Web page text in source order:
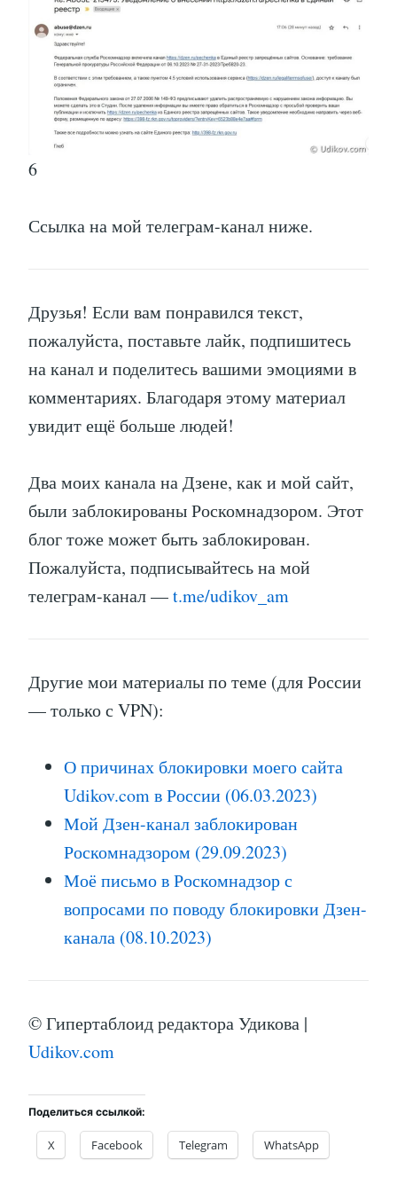
6
Ссылка на мой телеграм-канал ниже.
Друзья! Если вам понравился текст,
пожалуйста, поставьте лайк, подпишитесь
на канал и поделитесь вашими эмоциями в
комментариях. Благодаря этому материал
увидит ещё больше людей!
Два моих канала на Дзене, как и мой сайт,
были заблокированы Роскомнадзором. Этот
блог тоже может быть заблокирован.
Пожалуйста, подписывайтесь на мой
телеграм-канал —t.me/udikov_am
Другие мои материалы по теме (для России
— только с VPN):
О причинах блокировки моего сайта
Udikov.com в России (06.03.2023)
Мой Дзен-канал заблокирован
Роскомнадзором (29.09.2023)
Моё письмо в Роскомнадзор с
вопросами по поводу блокировки Дзен-
канала (08.10.2023)
© Гипертаблоид редактора Удикова |
Udikov.com
Поделиться ссылкой:
X Facebook Telegram WhatsApp